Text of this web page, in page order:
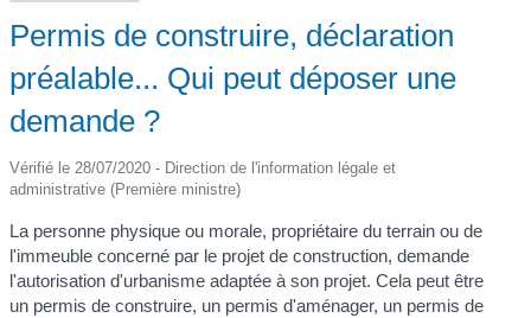
Permis de construire, déclaration
préalable... Qui peut déposer une
demande ?
Vérifié le 28/07/2020 - Direction de l'information légale et
administrative (Première ministre)
La personne physique ou morale, propriétaire du terrain ou de
l'immeuble concerné par le projet de construction, demande
l'autorisation d'urbanisme adaptée à son projet. Cela peut être
un permis de construire, un permis d'aménager, un permis de